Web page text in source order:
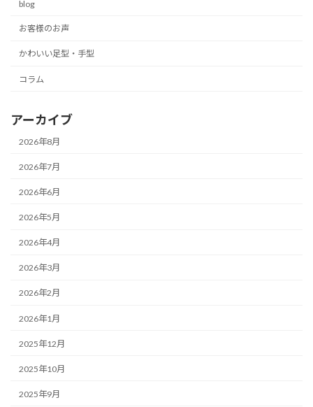
blog
お客様のお声
かわいい足型・手型
コラム
アーカイブ
2026年8月
2026年7月
2026年6月
2026年5月
2026年4月
2026年3月
2026年2月
2026年1月
2025年12月
2025年10月
2025年9月